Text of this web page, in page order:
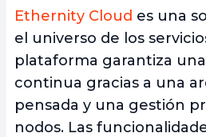
Ethernity Cloud es una
el universo de los
plataforma garantiza
continua gracias a una
pensada y una gestión
nodos. Las